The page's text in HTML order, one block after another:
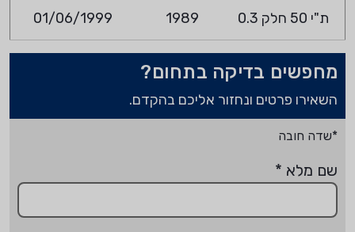
ת"י 50 חלק 0.3 1989
01/06/1999
מחפשים בדיקה בתחום?
השאירו פרטים ונחזור אליכם בהקדם.
*שדה חובה
שם מלא *